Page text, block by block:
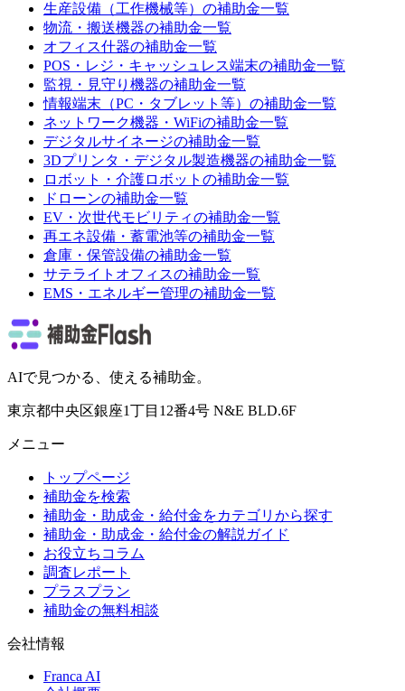
生産設備（工作機械等） の補助金一覧
物流・搬送機器の補助金一覧
オフィス什器の補助金一覧
POS・レジ・キャッシュレス端末の補助金一覧
監視・見守り機器の補助金一覧
情報端末（PC・タブレット等） の補助金一覧
ネットワーク機器・WiFiの補助金一覧
デジタルサイネージの補助金一覧
3Dプリンタ・デジタル製造機器の補助金一覧
ロボット・介護ロボット の補助金一覧
ドローンの補助金一覧
EV・次世代モビリティの補助金一覧
再エネ設備・蓄電池等の補助金一覧
倉庫・保管設備の補助金一覧
サテライトオフィスの補助金一覧
EMS・エネルギー管理の補助金一覧
AIで見つかる、使える補助金。
東京都中央区銀座1丁目12番4号 N&E BLD.6F
メニュー
トップページ
補助金を検索
補助金・助成金・給付金をカテゴリから探す
補助金・助成金・給付金の解説ガイド
お役立ちコラム
調査レポート
プラスプラン
補助金の無料相談
会社情報
Franca AI